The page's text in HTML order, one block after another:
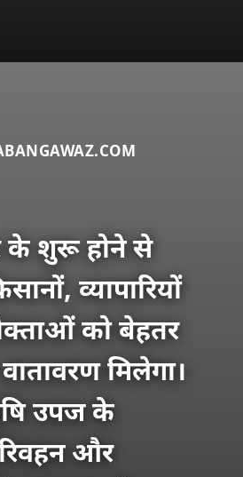
के शुरू होने से
व्यापारियों
को बेहतर
मिलेगा।
उपज के
और